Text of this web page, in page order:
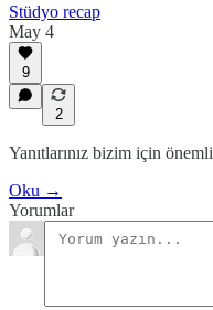
Stüdyo recap
May 4
9
2
Yanıtlarınız bizim için önemli
Oku →
Yorumlar